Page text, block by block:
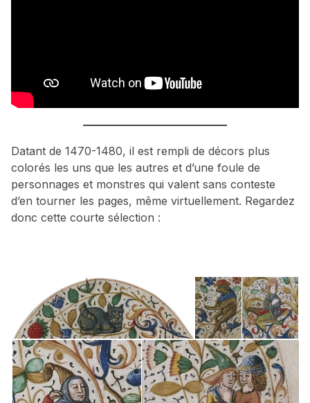
Datant de 1470-1480, il est rempli de décors plus
colorés les uns que les autres et d’une foule de
personnages et monstres qui valent sans conteste
d’en tourner les pages, même virtuellement. Regardez
donc cette courte sélection :